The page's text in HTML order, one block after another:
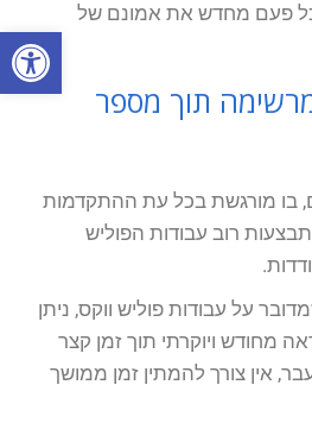
פתח
פעם מחדש את אמונם של
תוך מספר
בו מורגשת בכל עת ההתקדמות
רוב עבודות הפוליש
על עבודות פוליש ווקס, ניתן
מחודש ויוקרתי תוך זמן קצר
אין צורך להמתין זמן ממושך